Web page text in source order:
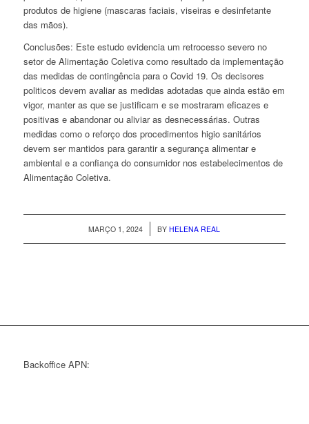
produtos de higiene (mascaras faciais, viseiras e desinfetante
das mãos).
Conclusões: Este estudo evidencia um retrocesso severo no
setor de Alimentação Coletiva como resultado da implementação
das medidas de contingência para o Covid 19. Os decisores
politicos devem avaliar as medidas adotadas que ainda estão em
vigor, manter as que se justificam e se mostraram eficazes e
positivas e abandonar ou aliviar as desnecessárias. Outras
medidas como o reforço dos procedimentos higio sanitários
devem ser mantidos para garantir a segurança alimentar e
ambiental e a confiança do consumidor nos estabelecimentos de
Alimentação Coletiva.
MARÇO 1, 2024
/ BYHELENA REAL
Backoffice APN: